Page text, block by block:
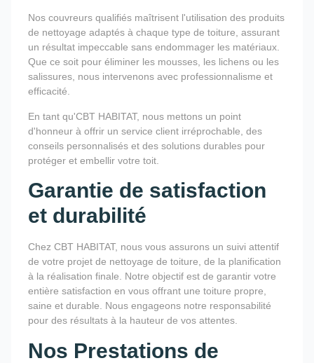
Nos couvreurs qualifiés maîtrisent l'utilisation des produits
de nettoyage adaptés à chaque type de toiture, assurant
un résultat impeccable sans endommager les matériaux.
Que ce soit pour éliminer les mousses, les lichens ou les
salissures, nous intervenons avec professionnalisme et
efficacité.
En tant qu'CBT HABITAT, nous mettons un point
d'honneur à offrir un service client irréprochable, des
conseils personnalisés et des solutions durables pour
protéger et embellir votre toit.
Garantie de satisfaction
et durabilité
Chez CBT HABITAT, nous vous assurons un suivi attentif
de votre projet de nettoyage de toiture, de la planification
à la réalisation finale. Notre objectif est de garantir votre
entière satisfaction en vous offrant une toiture propre,
saine et durable. Nous engageons notre responsabilité
pour des résultats à la hauteur de vos attentes.
Nos Prestations de